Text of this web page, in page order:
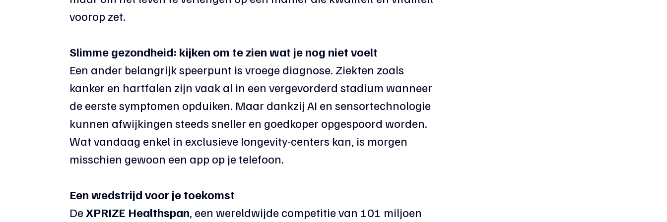
voorop zet.
Slimme gezondheid: kijken om te zien wat je nog niet voelt
Een ander belangrijk speerpunt is vroege diagnose. Ziekten zoals
kanker en hartfalen zijn vaak al in een vergevorderd stadium wanneer
de eerste symptomen opduiken. Maar dankzij AI en sensortechnologie
kunnen afwijkingen steeds sneller en goedkoper opgespoord worden.
Wat vandaag enkel in exclusieve longevity-centers kan, is morgen
misschien gewoon een app op je telefoon.
Een wedstrijd voor je toekomst
De XPRIZE Healthspan , een wereldwijde competitie van 101 miljoen